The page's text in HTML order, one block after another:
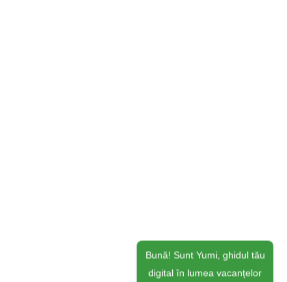
Bună! Sunt Yumi, ghidul tău
digital în lumea vacanțelor